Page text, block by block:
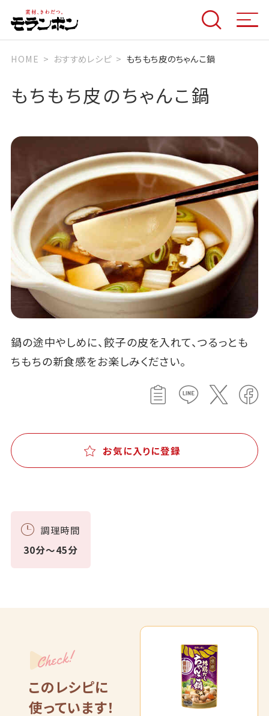
HOME おすすめレシピ もちもち皮のちゃんこ鍋
もちもち皮のちゃんこ鍋
鍋の途中やしめに、餃子の皮を入れて、つるっとも
ちもちの新食感をお楽しみください。
お気に入りに登録
調理時間
30分～45分
Check!
このレシピに
使っています！